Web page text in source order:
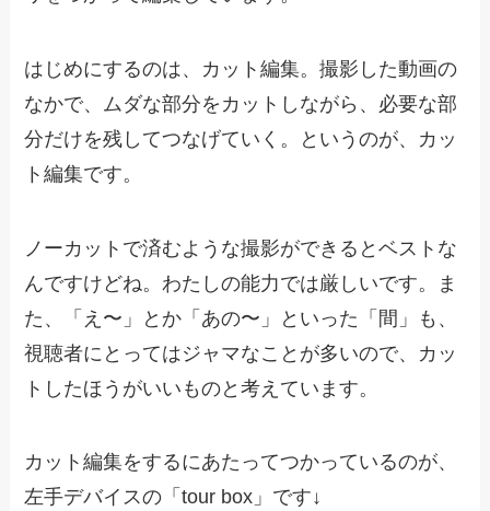
はじめにするのは、カット編集。撮影した動画の
なかで、ムダな部分をカットしながら、必要な部
分だけを残してつなげていく。というのが、カッ
ト編集です。
ノーカットで済むような撮影ができるとベストな
んですけどね。わたしの能力では厳しいです。ま
た、「え〜」とか「あの〜」といった「間」も、
視聴者にとってはジャマなことが多いので、カッ
トしたほうがいいものと考えています。
カット編集をするにあたってつかっているのが、
左手デバイスの「tour box」です↓